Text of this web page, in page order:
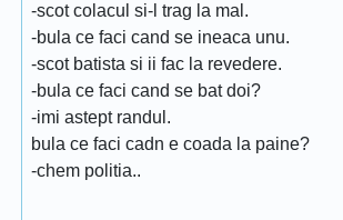
-scot colacul si-l trag la mal.
-bula ce faci cand se ineaca unu.
-scot batista si ii fac la revedere.
-bula ce faci cand se bat doi?
-imi astept randul.
bula ce faci cadn e coada la paine?
-chem politia..